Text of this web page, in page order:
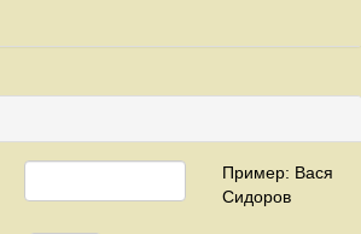
Пример: Вася
Сидоров